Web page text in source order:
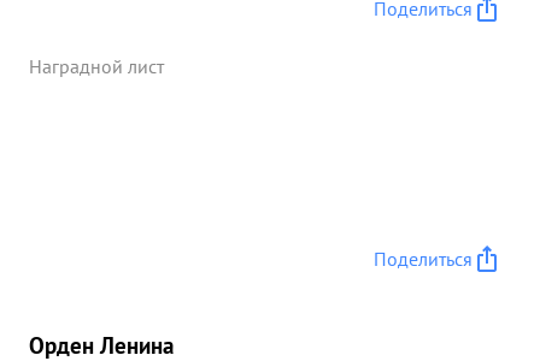
руководил боями, воодушевляя своим личным
под- 1 виги. Будучи трижды раненым ни разу не
Правительственной наградой "орден"ЛЕНИНА". ...»
Поделиться
Наградной лист
Поделиться
Орден Ленина